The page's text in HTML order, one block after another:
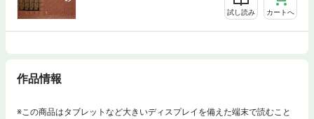
試し読み カートへ
作品情報
※この商品はタブレットなど大きいディスプレイを備えた端末で読むこと